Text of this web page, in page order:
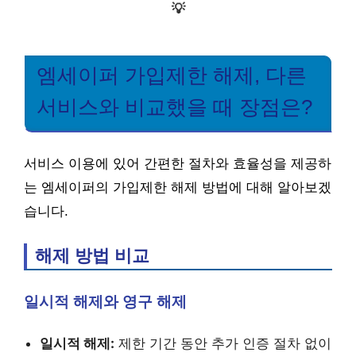
💡
엠세이퍼 가입제한 해제, 다른
서비스와 비교했을 때 장점은?
서비스 이용에 있어 간편한 절차와 효율성을 제공하
는 엠세이퍼의 가입제한 해제 방법에 대해 알아보겠
습니다.
해제 방법 비교
일시적 해제와 영구 해제
일시적 해제: 제한 기간 동안 추가 인증 절차 없이